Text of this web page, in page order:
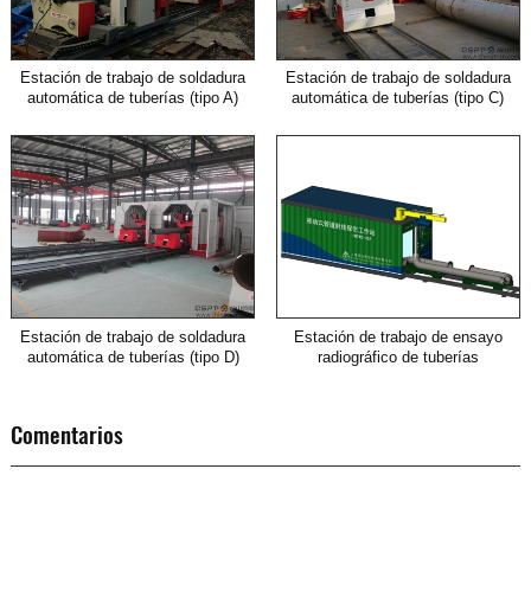
Estación de trabajo de soldadura
automática de tuberías (tipo A)
Estación de trabajo de soldadura
automática de tuberías (tipo C)
Estación de trabajo de soldadura
automática de tuberías (tipo D)
Estación de trabajo de ensayo
radiográfico de tuberías
Comentarios